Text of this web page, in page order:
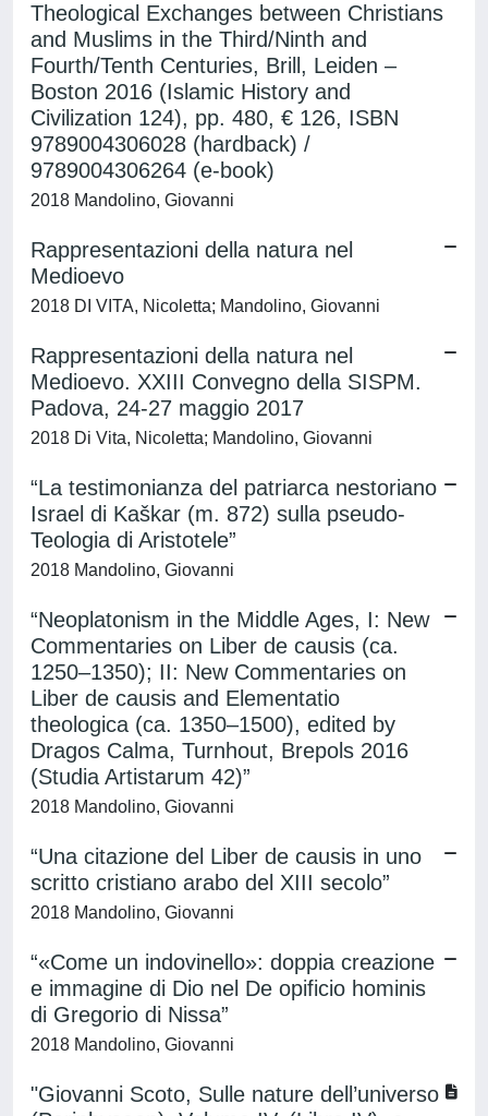
Theological Exchanges between Christians
and Muslims in the Third/Ninth and
Fourth/Tenth Centuries, Brill, Leiden –
Boston 2016 (Islamic History and
Civilization 124), pp. 480, € 126, ISBN
9789004306028 (hardback) /
9789004306264 (e-book)
2018 Mandolino, Giovanni
Rappresentazioni della natura nel
Medioevo
2018 DI VITA, Nicoletta; Mandolino, Giovanni
Rappresentazioni della natura nel
Medioevo. XXIII Convegno della SISPM.
Padova, 24-27 maggio 2017
2018 Di Vita, Nicoletta; Mandolino, Giovanni
“La testimonianza del patriarca nestoriano
Israel di Kaškar (m. 872) sulla pseudo-
Teologia di Aristotele”
2018 Mandolino, Giovanni
“Neoplatonism in the Middle Ages, I: New
Commentaries on Liber de causis (ca.
1250–1350); II: New Commentaries on
Liber de causis and Elementatio
theologica (ca. 1350–1500), edited by
Dragos Calma, Turnhout, Brepols 2016
(Studia Artistarum 42)”
2018 Mandolino, Giovanni
“Una citazione del Liber de causis in uno
scritto cristiano arabo del XIII secolo”
2018 Mandolino, Giovanni
“«Come un indovinello»: doppia creazione
e immagine di Dio nel De opificio hominis
di Gregorio di Nissa”
2018 Mandolino, Giovanni
"Giovanni Scoto, Sulle nature dell’universo